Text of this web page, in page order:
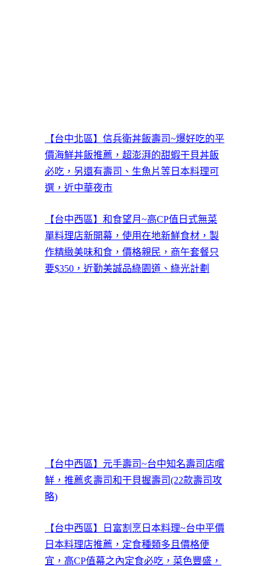
【台中北區】信兵衛丼飯壽司~爆好吃的平
價海鮮丼飯推薦，超澎湃的甜蝦干貝丼飯
必吃，另還有壽司、生魚片等日本料理可
選，近中華夜市
【台中西區】和食望月~高CP值日式無菜
單料理店新開幕，使用在地新鮮食材，製
作精緻美味和食，價格親民，商午套餐只
要$350，近勤美誠品綠園道、綠光計劃
【台中西區】元手壽司~台中知名壽司店嚐
鮮，推薦炙壽司和干貝握壽司(22款壽司攻
略)
【台中西區】日富割烹日本料理~台中平價
日本料理店推薦，定食種類多且價格便
宜，高CP值幕之內定食必吃，菜色豐盛，